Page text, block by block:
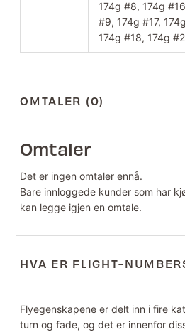
174g #8, 174g
#9, 174g #17,
174g #18, 174g
OMTALER (0)
Omtaler
Det er ingen omtaler ennå.
Bare innloggede kunder som har
kan legge igjen en omtale.
HVA ER FLIGHT-
Flyegenskapene er delt inn i fire
turn og fade, og det er innenfor